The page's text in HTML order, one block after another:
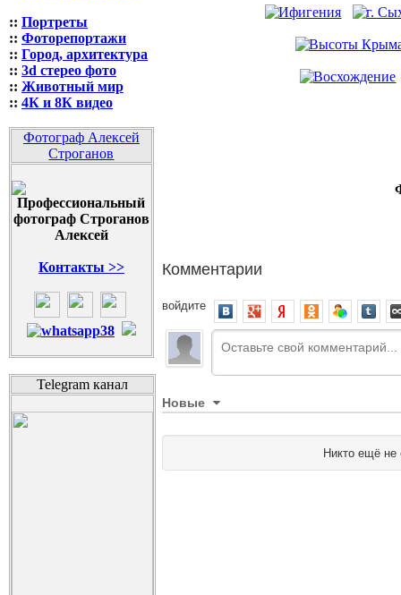
:: Портреты
:: Фоторепортажи
:: Город, архитектура
:: 3d стерео фото
:: Животный мир
:: 4К и 8К видео
Фотограф Алексей
Строганов
Контакты >>
Telegram канал
Комментарии
войдите
Новые
Никто ещё не